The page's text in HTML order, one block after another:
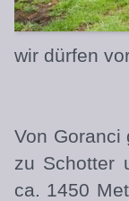
wir dürfen
Von Goranci
zu Schotter
ca. 1450